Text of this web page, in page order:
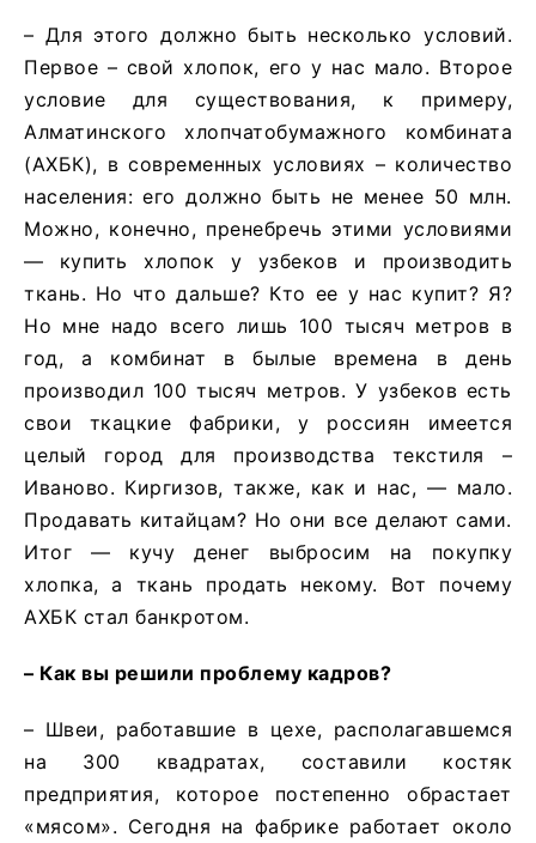
– Для этого должно быть несколько условий.
Первое – свой хлопок, его у нас мало. Второе
условие для существования, к примеру,
Алматинского хлопчатобумажного комбината
(АХБК), в современных условиях – количество
населения: его должно быть не менее 50 млн.
Можно, конечно, пренебречь этими условиями
— купить хлопок у узбеков и производить
ткань. Но что дальше? Кто ее у нас купит? Я?
Но мне надо всего лишь 100 тысяч метров в
год, а комбинат в былые времена в день
производил 100 тысяч метров. У узбеков есть
свои ткацкие фабрики, у россиян имеется
целый город для производства текстиля –
Иваново. Киргизов, также, как и нас, — мало.
Продавать китайцам? Но они все делают сами.
Итог — кучу денег выбросим на покупку
хлопка, а ткань продать некому. Вот почему
АХБК стал банкротом.
– Как вы решили проблему кадров?
– Швеи, работавшие в цехе, располагавшемся
на 300 квадратах, составили костяк
предприятия, которое постепенно обрастает
«мясом». Сегодня на фабрике работает около